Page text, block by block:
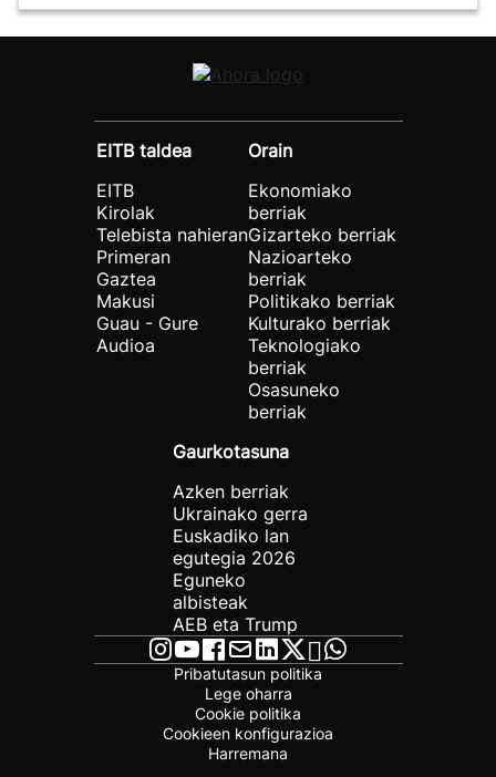
EITB taldea
EITB
Kirolak
Telebista nahieran
Primeran
Gaztea
Makusi
Guau - Gure
Audioa
Orain
Ekonomiako
berriak
Gizarteko berriak
Nazioarteko
berriak
Politikako berriak
Kulturako berriak
Teknologiako
berriak
Osasuneko
berriak
Gaurkotasuna
Azken berriak
Ukrainako gerra
Euskadiko lan
egutegia 2026
Eguneko
albisteak
AEB eta Trump
Pribatutasun politika
Lege oharra
Cookie politika
Cookieen konfigurazioa
Harremana